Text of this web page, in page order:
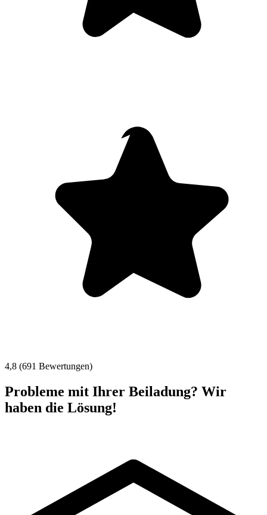
4,8 (691 Bewertungen)
Probleme mit Ihrer Beiladung? Wir
haben die Lösung!